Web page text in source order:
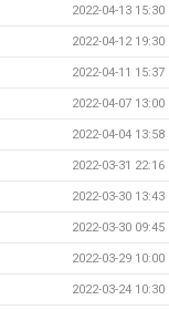
2022-04-13 15:30
2022-04-12 19:30
2022-04-11 15:37
2022-04-07 13:00
2022-04-04 13:58
2022-03-31 22:16
2022-03-30 13:43
2022-03-30 09:45
2022-03-29 10:00
2022-03-24 10:30